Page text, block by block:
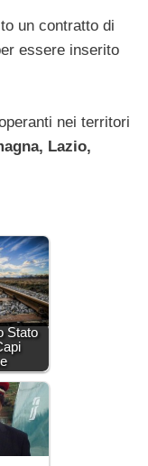
un contratto di
essere inserito
nei territori
Lazio,
Stato